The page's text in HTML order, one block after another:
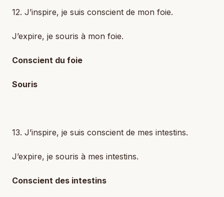
12. J’inspire, je suis conscient de mon foie.
J’expire, je souris à mon foie.
Conscient du foie
Souris
13. J’inspire, je suis conscient de mes intestins.
J’expire, je souris à mes intestins.
Conscient des intestins